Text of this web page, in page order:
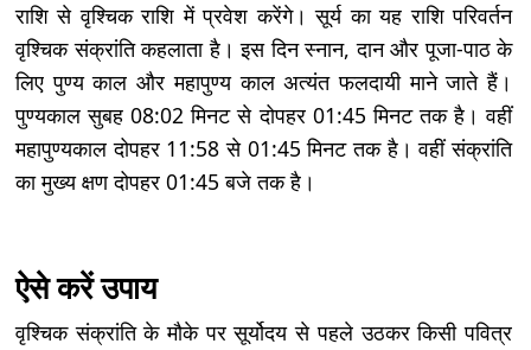
राशि से वृश्चिक राशि में प्रवेश करेंगे। सूर्य का यह राशि परिवर्तन
वृश्चिक संक्रांति कहलाता है। इस दिन स्नान, दान और पूजा-पाठ के
लिए पुण्य काल और महापुण्य काल अत्यंत फलदायी माने जाते हैं।
पुण्यकाल सुबह 08:02 मिनट से दोपहर 01:45 मिनट तक है। वहीं
महापुण्यकाल दोपहर 11:58 से 01:45 मिनट तक है। वहीं संक्रांति
का मुख्य क्षण दोपहर 01:45 बजे तक है।
ऐसे करें उपाय
वृश्चिक संक्रांति के मौके पर सूर्योदय से पहले उठकर किसी पवित्र